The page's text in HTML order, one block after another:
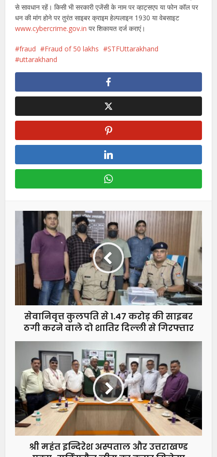
से सावधान रहें। किसी भी सरकारी एजेंसी के नाम पर व्हाट्सएप या फोन कॉल पर
धन की मांग होने पर तुरंत साइबर क्राइम हेल्पलाइन 1930 या वेबसाइट
www.cybercrime.gov.in पर शिकायत दर्ज कराएं।
fraud Fraud of 50 lakhs
STFUttarakhand
uttarakhand
सेवानिवृत्त कुलपति से 1.47 करोड़ की साइबर
ठगी करने वाले दो शातिर दिल्ली से गिरफ्तार
श्री महंत इन्दिरेश अस्पताल और उत्तराखण्ड